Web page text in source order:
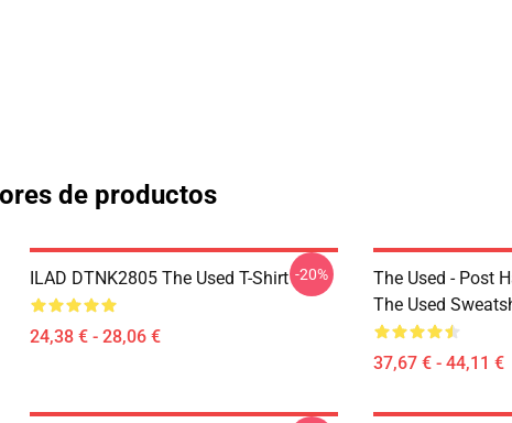
de productos
ILAD DTNK2805 The Used T-Shirt
24,38 € - 28,06 €
-20%
The Used - Post
The Used
37,67 € - 44,11 €